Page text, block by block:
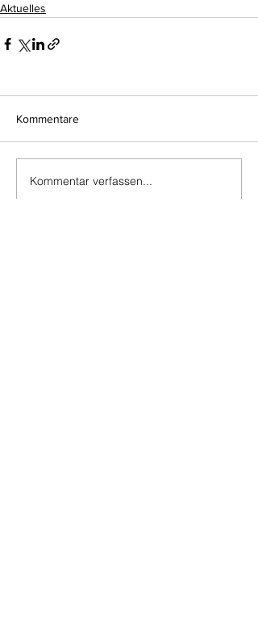
Aktuelles
Kommentare
Kommentar verfassen...